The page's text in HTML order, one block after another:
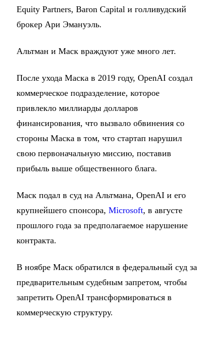
Equity Partners, Baron Capital и голливудский
брокер Ари Эмануэль.
Альтман и Маск враждуют уже много лет.
После ухода Маска в 2019 году, OpenAI создал
коммерческое подразделение, которое
привлекло миллиарды долларов
финансирования, что вызвало обвинения со
стороны Маска в том, что стартап нарушил
свою первоначальную миссию, поставив
прибыль выше общественного блага.
Маск подал в суд на Альтмана, OpenAI и его
крупнейшего спонсора, Microsoft, в августе
прошлого года за предполагаемое нарушение
контракта.
В ноябре Маск обратился в федеральный суд за
предварительным судебным запретом, чтобы
запретить OpenAI трансформироваться в
коммерческую структуру.